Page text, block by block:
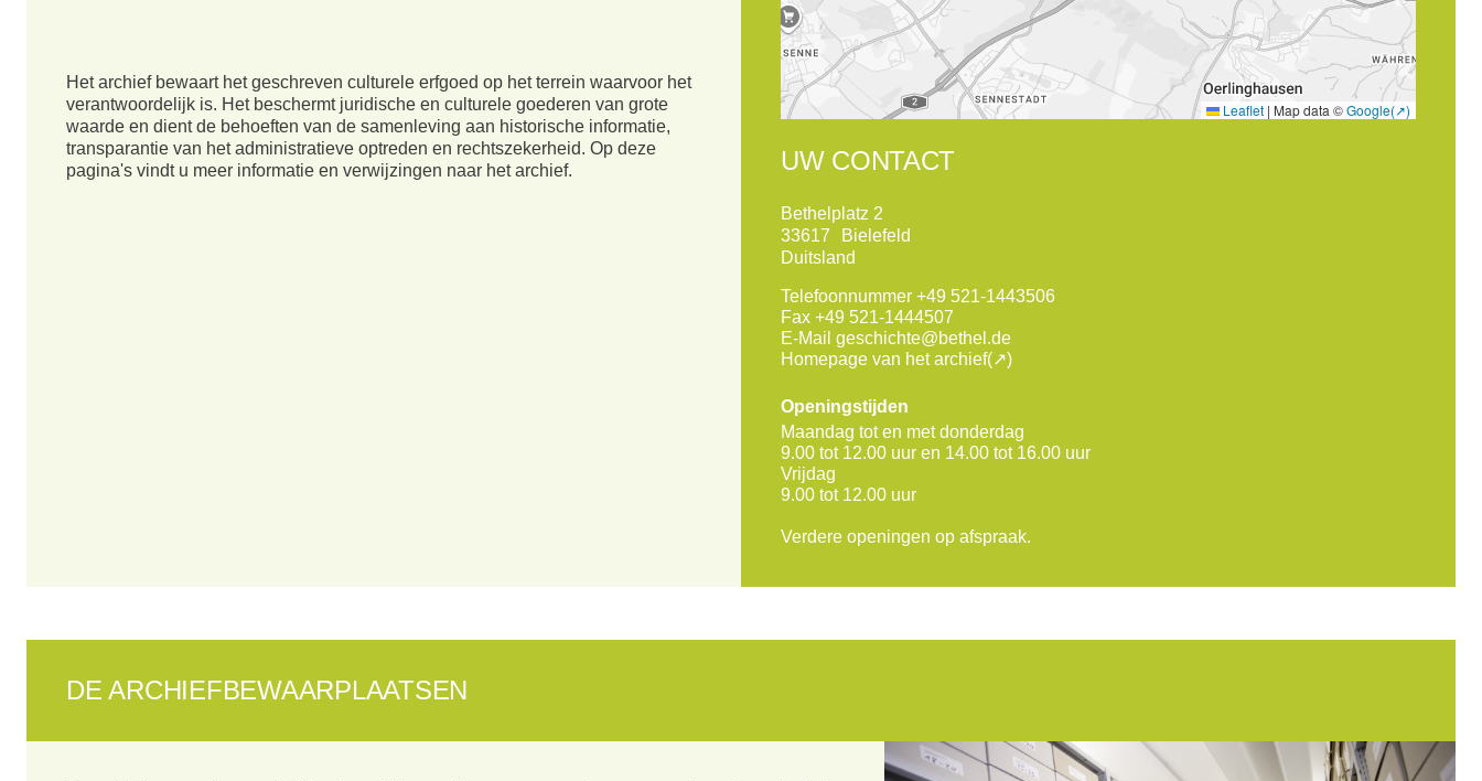
Het archief bewaart het geschreven culturele erfgoed op het terrein waarvoor het
verantwoordelijk is. Het beschermt juridische en culturele goederen van grote
waarde en dient de behoeften van de samenleving aan historische informatie,
transparantie van het administratieve optreden en rechtszekerheid. Op deze
pagina's vindt u meer informatie en verwijzingen naar het archief.
Leaflet | Map data ©Google
UW CONTACT
Bethelplatz 2
33617
Bielefeld
Duitsland
Telefoonnummer +49 521-1443506
Fax +49 521-1444507
E-Mail geschichte@bethel.de
Homepage van het archief
Openingstijden
Maandag tot en met donderdag
9.00 tot 12.00 uur en 14.00 tot 16.00 uur
Vrijdag
9.00 tot 12.00 uur
Verdere openingen op afspraak.
DE ARCHIEFBEWAARPLAATSEN